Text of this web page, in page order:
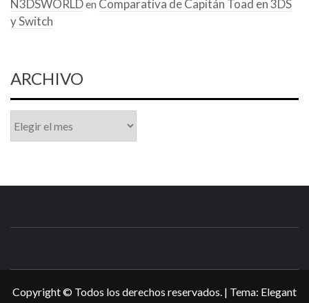
N3DSWORLDen Comparativa de Capitán Toad en 3DS
y Switch
ARCHIVO
Copyright © Todos los derechos reservados. | Tema: Elegant